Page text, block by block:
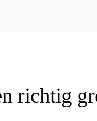
richtig